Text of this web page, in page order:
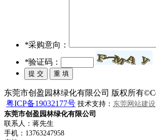
*采购意向：
*验证码：
东莞市创盈园林绿化有限公司 版权所有
粤ICP备19032177号 技术支持： 东莞网站建设
东莞市创盈园林绿化有限公司
联系人：蒋先生
手机：13763247958